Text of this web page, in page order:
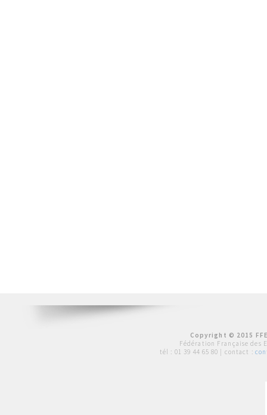
Copyright © 2015
Fédération Française des
tél : 01 39 44 65 80 | contact :